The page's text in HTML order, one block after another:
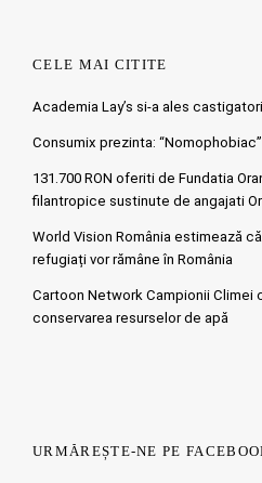
CELE MAI CITITE
Academia Lay’s si-a ales
Consumix prezinta: “Nomophobiac”
131.700 RON oferiti de Fundatia
filantropice sustinute de angajati
World Vision România estimează
refugiați vor rămâne în România
Cartoon Network Campionii
conservarea resurselor de apă
URMĂREȘTE-NE PE